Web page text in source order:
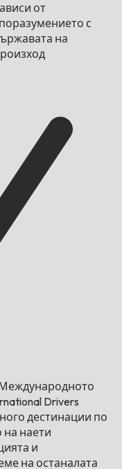
от
с
на
Drivers
дестинации по
на наети
и
на останалата